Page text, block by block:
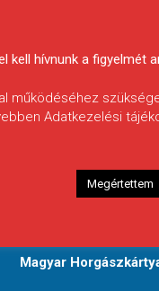
Magyar
kell hívnunk a figyelmét
működéséhez
Adatkezelési
Megértettem